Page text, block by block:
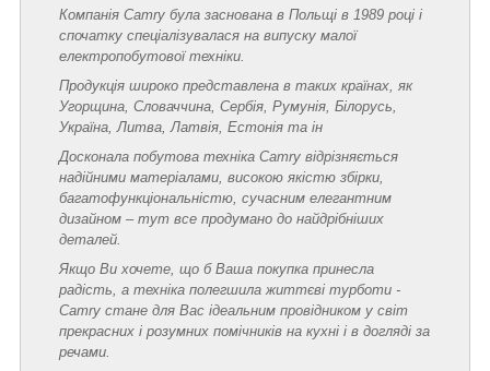
Компанія Camry була заснована в Польщі в 1989 році і
спочатку спеціалізувалася на випуску малої
електропобутової техніки.
Продукція широко представлена в таких країнах, як
Угорщина, Словаччина, Сербія, Румунія, Білорусь,
Україна, Литва, Латвія, Естонія та ін
Досконала побутова техніка Camry відрізняється
надійними матеріалами, високою якістю збірки,
багатофункціональністю, сучасним елегантним
дизайном – тут все продумано до найдрібніших
деталей.
Якщо Ви хочете, що б Ваша покупка принесла
радість, а техніка полегшила життєві турботи -
Camry стане для Вас ідеальним провідником у світ
прекрасних і розумних помічників на кухні і в догляді за
речами.